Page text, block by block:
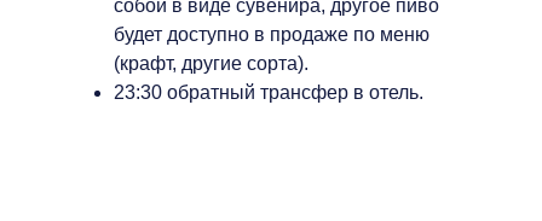
собой в виде сувенира, другое пиво
будет доступно в продаже по меню
(крафт, другие сорта).
23:30 обратный трансфер в отель.